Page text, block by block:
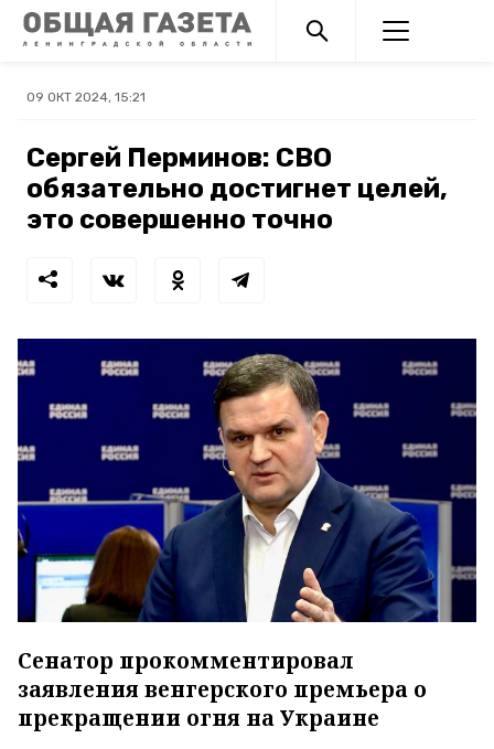
09 ОКТ 2024, 15:21
Сергей Перминов: СВО
обязательно достигнет целей,
это совершенно точно
Сенатор прокомментировал
заявления венгерского премьера о
прекращении огня на Украине